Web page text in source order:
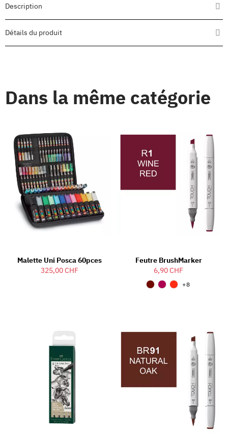
Description
Détails du produit
Dans la même catégorie
Malette Uni Posca 60pces
325,00 CHF
Feutre BrushMarker
6,90 CHF
+8